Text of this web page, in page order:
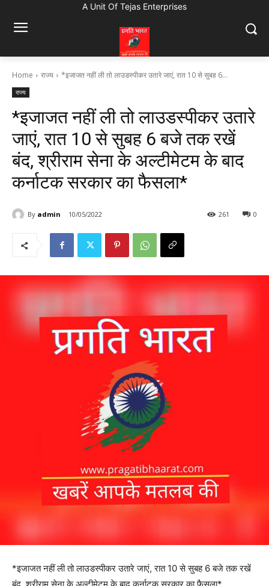
A Unit Of Tejas Enterprises
Home राज्य *इजाजत नहीं ली तो लाउडस्पीकर उतारे जाएं, रात 10 से सुबह 6...
राज्य
*इजाजत नहीं ली तो लाउडस्पीकर उतारे
जाएं, रात 10 से सुबह 6 बजे तक रखें
बंद, श्रीराम सेना के अल्टीमेटम के बाद
कर्नाटक सरकार का फैसला*
By admin 10/05/2022 0
261
*इजाजत नहीं ली तो लाउडस्पीकर उतारे जाएं, रात 10 से सुबह 6 बजे तक रखें